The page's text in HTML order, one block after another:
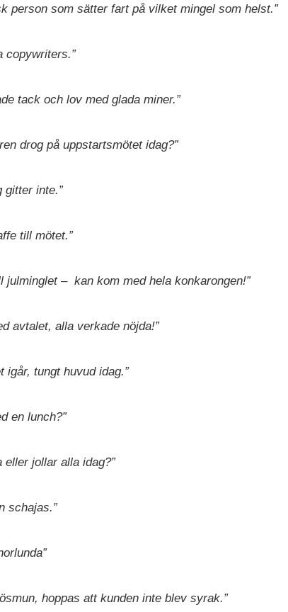
person som sätter fart på vilket mingel som helst.”
copywriters.”
tack och lov med glada miner.”
drog på uppstartsmötet idag?”
gitter inte.”
till mötet.”
julminglet– kan kom medhela konkarongen!”
avtalet, alla verkade nöjda!”
igår, tungt huvud idag.”
en lunch?”
jollar alla idag?”
schajas.”
hoppas att kunden inte blev syrak.”